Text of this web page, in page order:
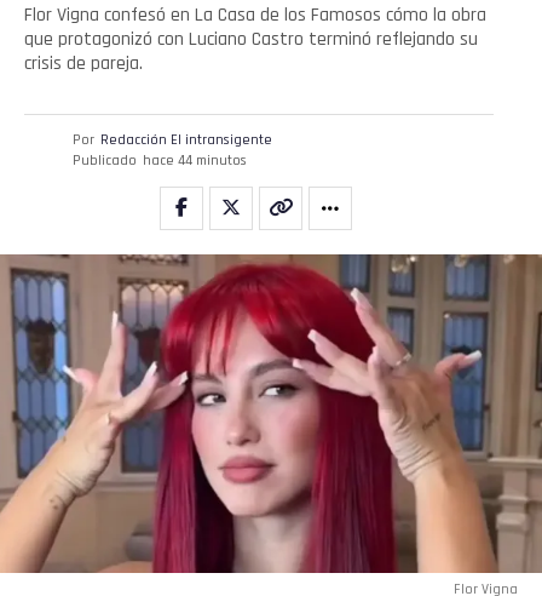
Flor Vigna confesó en La Casa de los Famosos cómo la obra
que protagonizó con Luciano Castro terminó reflejando su
crisis de pareja.
Por Redacción El intransigente
Publicado hace 44 minutos
Flor Vigna